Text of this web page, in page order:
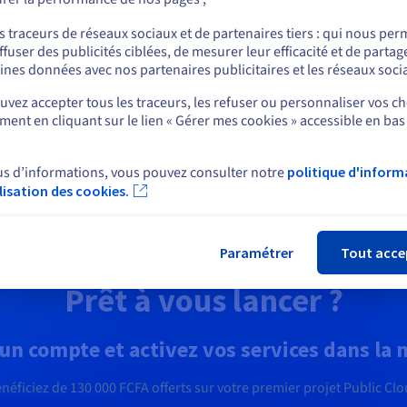
l’informatique
grâce à une
unifiée : simulez,
sur des émulateurs
en toute simplicité.
Quantum as a
opérations
Sécurisez, gérez et monitorez
services cloud chez OVHcloud
Découvrir Solutions
Prêt à vous lancer ?
compte et activez vos services dans la
de 130 000 FCFAofferts sur votre premier projet Public
ou
sur le site actuel
un autre site web
traceurs de réseaux sociaux et de partenaires tiers : qui nous
des publicités ciblées, de mesurer leur efficacité et de
données avec nos partenaires publicitaires et les réseaux
accepter tous les traceurs, les refuser ou personnaliser vos
en cliquant sur le lien « Gérer mes cookies » accessible en
d’informations, vous pouvez consulter notre politique
des cookies.
Paramétrer Tout